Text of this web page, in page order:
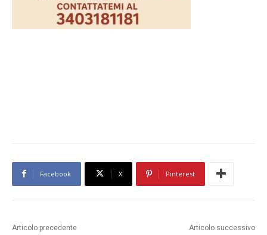
Facebook X Pinterest
Articolo precedente Articolo successivo